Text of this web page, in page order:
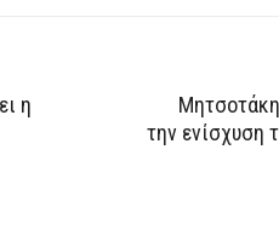
η
την ενίσχυση